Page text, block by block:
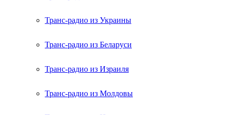
Транс-радио из Украины
Транс-радио из Беларуси
Транс-радио из Израиля
Транс-радио из Молдовы